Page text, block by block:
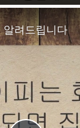
려드립니다